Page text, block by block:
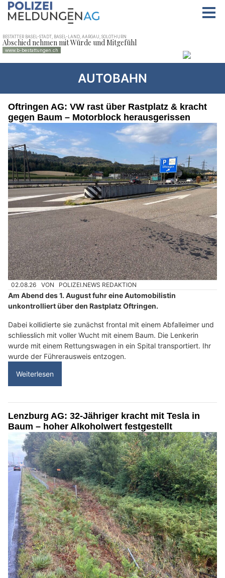
AUTOBAHN
Oftringen AG: VW rast über Rastplatz & kracht
gegen Baum – Motorblock herausgerissen
02.08.26 VON POLIZEI.NEWS REDAKTION
Am Abend des 1. August fuhr eine Automobilistin
unkontrolliert über den Rastplatz Oftringen.
Dabei kollidierte sie zunächst frontal mit einem Abfalleimer und
schliesslich mit voller Wucht mit einem Baum. Die Lenkerin
wurde mit einem Rettungswagen in ein Spital transportiert. Ihr
wurde der Führerausweis entzogen.
Weiterlesen
Lenzburg AG: 32-Jähriger kracht mit Tesla in
Baum – hoher Alkoholwert festgestellt